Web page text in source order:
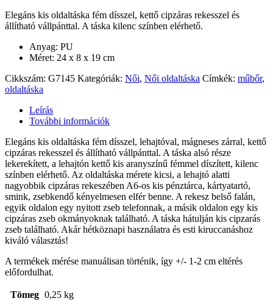
Elegáns kis oldaltáska fém dísszel, kettő cipzáras rekesszel és
állítható vállpánttal. A táska kilenc színben elérhető.
Anyag: PU
Méret: 24 x 8 x 19 cm
Cikkszám: G7145 Kategóriák: Női, Női oldaltáska Címkék: műbőr,
oldaltáska
Leírás
További információk
Elegáns kis oldaltáska fém dísszel, lehajtóval, mágneses zárral, kettő
cipzáras rekesszel és állítható vállpánttal. A táska alsó része
lekerekített, a lehajtón kettő kis aranyszínű fémmel díszített, kilenc
színben elérhető. Az oldaltáska mérete kicsi, a lehajtó alatti
nagyobbik cipzáras rekeszében A6-os kis pénztárca, kártyatartó,
smink, zsebkendő kényelmesen elfér benne. A rekesz belső falán,
egyik oldalon egy nyitott zseb telefonnak, a másik oldalon egy kis
cipzáras zseb okmányoknak található. A táska hátulján kis cipzarás
zseb található. Akár hétköznapi használatra és esti kiruccanáshoz
kiváló választás!
A termékek mérése manuálisan történik, így +/- 1-2 cm eltérés
előfordulhat.
Tömeg 0,25 kg